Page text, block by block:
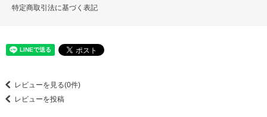
特定商取引法に基づく表記
レビューを見る(0件)
レビューを投稿